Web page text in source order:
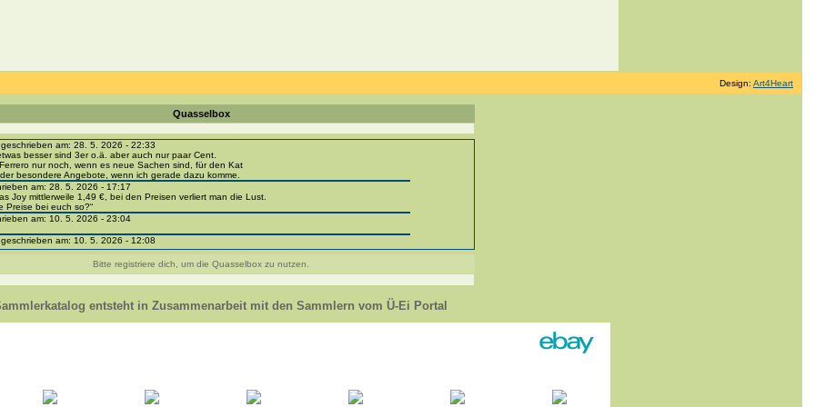
Design: Art4Heart
Quasselbox
am: 28. 5. 2026 - 22:33
besser sind 3er o.ä. aber auch nur paar Cent.
nur noch, wenn es neue Sachen sind, für den Kat
besondere Angebote, wenn ich gerade dazu komme.
am: 28. 5. 2026 - 17:17
Joy mittlerweile 1,49 €, bei den Preisen verliert man die Lust.
Preise bei euch so?“
am: 10. 5. 2026 - 23:04
am: 10. 5. 2026 - 12:08
portal-sammlerkatalog.de/categories.php?cat_id=1043
- BPZ obere Reihe
zur Strafe die nächsten 3 Monate keine Ü-Eier bekommen ;))
310, 318 und 326 habe ich keine BPZ
leider weggeworfen *grrrr* ;)
am: 29. 4. 2026 - 18:04
Erinnerung ... oder?
Bitte registriere dich, um die Quasselbox zu nutzen.
entsteht in Zusammenarbeit mit den Sammlern vom Ü-Ei Portal